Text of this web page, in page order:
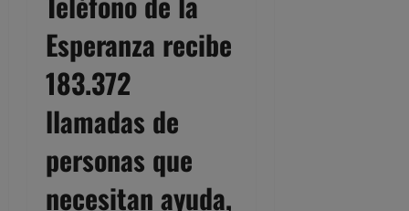
Esperanza recibe
183.372
llamadas de
personas que
necesitan ayuda,